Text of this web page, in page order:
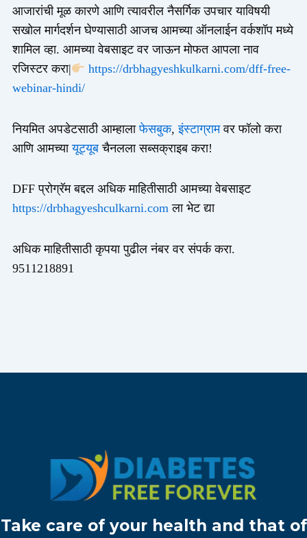
आजारांची मूळ कारणे आणि त्यावरील नैसर्गिक उपचार याविषयी
सखोल मार्गदर्शन घेण्यासाठी आजच आमच्या ऑनलाईन वर्कशॉप मध्ये
शामिल व्हा. आमच्या वेबसाइट वर जाऊन मोफत आपला नाव
रजिस्टर करा|
https://drbhagyeshkulkarni.com/dff-free-
webinar-hindi/
नियमित अपडेटसाठी आम्हालाफेसबुक,इंस्टाग्रामवर फॉलो करा
आणि आमच्यायूट्यूबचैनलला सब्सक्राइब करा!
DFF प्रोग्रॅम बद्दल अधिक माहितीसाठी आमच्या वेबसाइट
https://drbhagyeshculkarni.comला भेट द्या
अधिक माहितीसाठी कृपया पुढील नंबर वर संपर्क करा.
9511218891
Take care of your health and that of